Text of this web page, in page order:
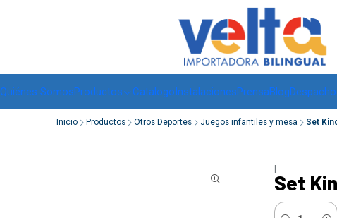
Quiénes SomosProductos CatalogoInstalacionesPrensaBlog
Envíos a todo Chile, RM de 1 a 3 días hábiles,
Inicio Productos Otros Deportes Juegos infantiles y mesa Set
|
Set